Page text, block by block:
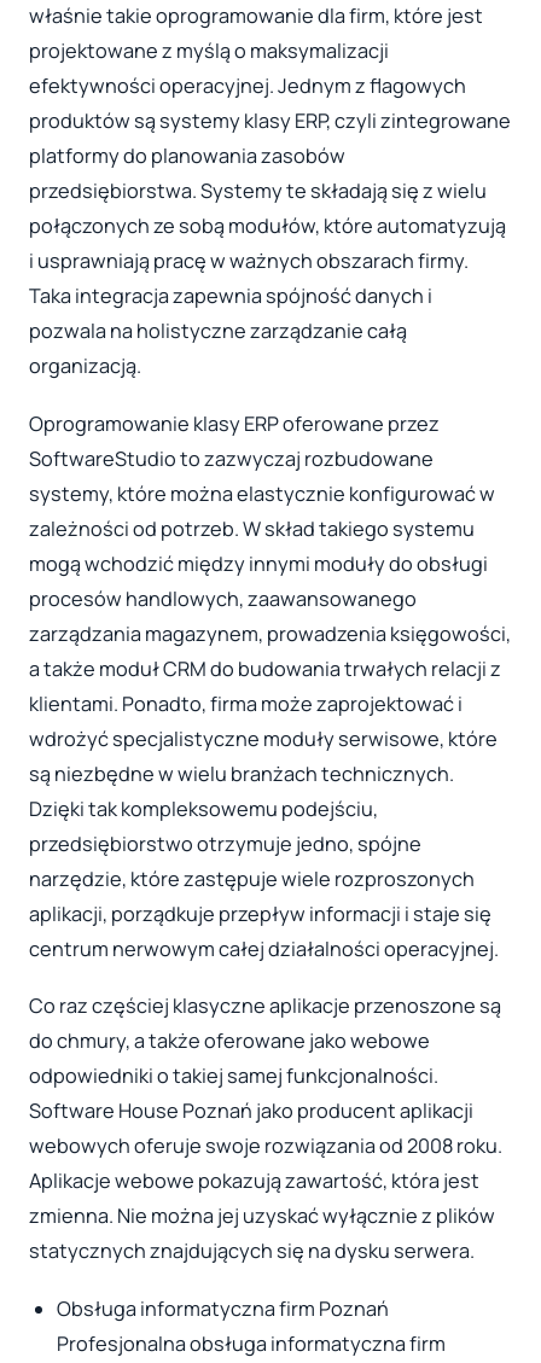
właśnie takie oprogramowanie dla firm, które jest
projektowane z myślą o maksymalizacji
efektywności operacyjnej. Jednym z flagowych
produktów są systemy klasy ERP, czyli zintegrowane
platformy do planowania zasobów
przedsiębiorstwa. Systemy te składają się z wielu
połączonych ze sobą modułów, które automatyzują
i usprawniają pracę w ważnych obszarach firmy.
Taka integracja zapewnia spójność danych i
pozwala na holistyczne zarządzanie całą
organizacją.
Oprogramowanie klasy ERP oferowane przez
SoftwareStudio to zazwyczaj rozbudowane
systemy, które można elastycznie konfigurować w
zależności od potrzeb. W skład takiego systemu
mogą wchodzić między innymi moduły do obsługi
procesów handlowych, zaawansowanego
zarządzania magazynem, prowadzenia księgowości,
a także moduł CRM do budowania trwałych relacji z
klientami. Ponadto, firma może zaprojektować i
wdrożyć specjalistyczne moduły serwisowe, które
są niezbędne w wielu branżach technicznych.
Dzięki tak kompleksowemu podejściu,
przedsiębiorstwo otrzymuje jedno, spójne
narzędzie, które zastępuje wiele rozproszonych
aplikacji, porządkuje przepływ informacji i staje się
centrum nerwowym całej działalności operacyjnej.
Co raz częściej klasyczne aplikacje przenoszone są
do chmury, a także oferowane jako webowe
odpowiedniki o takiej samej funkcjonalności.
Software House Poznań jako producent aplikacji
webowych oferuje swoje rozwiązania od 2008 roku.
Aplikacje webowe pokazują zawartość, która jest
zmienna. Nie można jej uzyskać wyłącznie z plików
statycznych znajdujących się na dysku serwera.
Obsługa informatyczna firm Poznań
Profesjonalna obsługa informatyczna firm